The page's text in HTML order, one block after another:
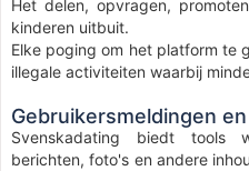
Het delen, opvragen,
kinderen uitbuit.
Elke poging om het platform te
illegale activiteiten waarbij
Gebruikersmeldingen
Svenskadating biedt tools
berichten, foto's en andere